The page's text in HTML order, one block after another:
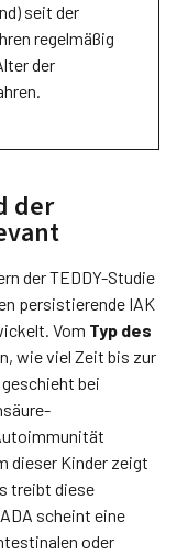
seit der
regelmäßig
der
der
der TEDDY-Studie
persistierende IAK
Vom Typ des
wie viel Zeit bis zur
bei
dieser Kinder zeigt
treibt diese
scheint eine
oder